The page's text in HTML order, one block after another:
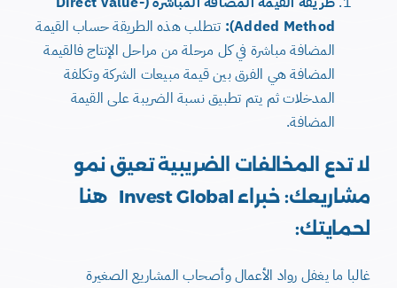
Added Method):
تتطلب هذه الطريقة حساب القيمة
المضافة مباشرة في كل مرحلة من مراحل الإنتاج فالقيمة
المضافة هي الفرق بين قيمة مبيعات الشركة وتكلفة
المدخلات ثم يتم تطبيق نسبة الضريبة على القيمة
المضافة.
لا تدع المخالفات الضريبية تعيق نمو
مشاريعك: خبراء Invest Global هنا
لحمايتك:
غالبا ما يغفل رواد الأعمال وأصحاب المشاريع الصغيرة